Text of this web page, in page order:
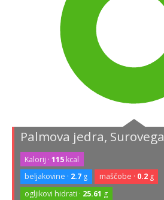
Palmova jedra, Surovega
Kalorij ·115 kcal
beljakovine · 2.7 g maščobe · 0.2g
ogljikovi hidrati · 25.61 g